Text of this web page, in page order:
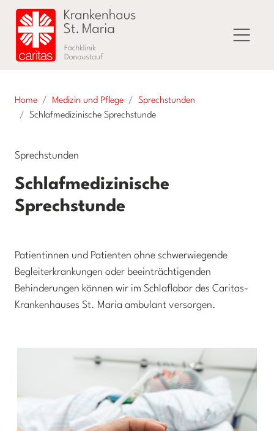
Home Medizin und Pflege
Sprechstunden
Schlafmedizinische Sprechstunde
Sprechstunden
Schlafmedizinische
Sprechstunde
Patientinnen und Patienten ohne schwerwiegende
Begleiterkrankungen oder beeinträchtigenden
Behinderungen können wir im Schlaflabor des Caritas-
Krankenhauses St. Maria ambulant versorgen.